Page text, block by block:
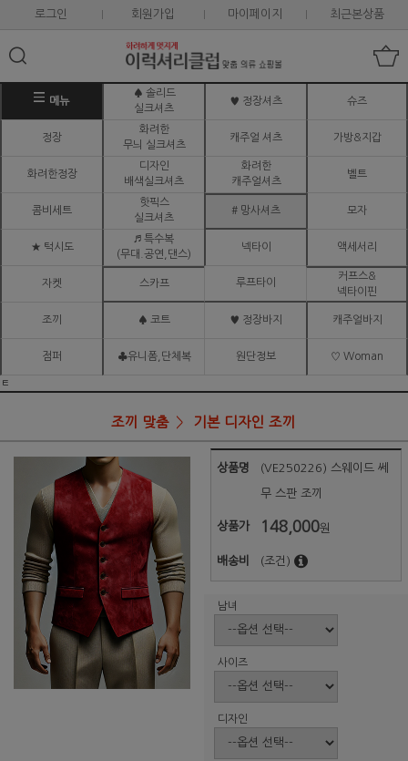
로그인 회원가입 마이페이지 최근본상품
메뉴
♠ 솔리드
실크셔츠
♥ 정장셔츠 슈즈
정장
화려한
무늬 실크셔츠
캐주얼 셔츠 가방&지갑
화려한정장
디자인
배색실크셔츠
화려한
캐주얼셔츠
벨트
콤비세트
핫픽스
실크셔츠
# 망사셔츠 모자
★ 턱시도
♬ 특수복
(무대.공연,댄스)
넥타이 액세서리
자켓 스카프 루프타이
커프스&
넥타이핀
조끼 ♠ 코트 ♥ 정장바지 캐주얼바지
점퍼 ♣유니폼,단체복 원단정보 ♡ Woman
ㅌ
조끼 맞춤 기본 디자인 조끼
상품명 (VE250226) 스웨이드 쎄
무 스판 조끼
상품가 148,000원
배송비 (조건)
남녀
사이즈
디자인